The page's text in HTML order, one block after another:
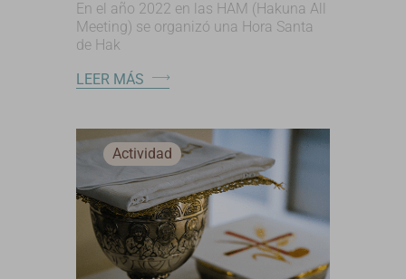
En el año 2022 en las HAM (Hakuna All
Meeting) se organizó una Hora Santa
de Hak
LEER MÁS
Actividad